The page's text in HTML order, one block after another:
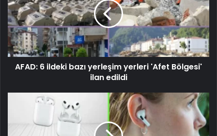
AFAD: 6 ildeki bazı yerleşim yerleri 'Afet Bölgesi'
ilan edildi